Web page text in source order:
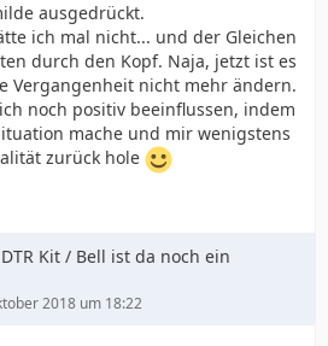
ausgedrückt.
ich mal nicht... und der Gleichen
durch den Kopf. Naja, jetzt ist es
Vergangenheit nicht mehr ändern.
noch positiv beeinflussen, indem
mache und mir wenigstens
zurück hole
Kit / Bell ist da noch ein
2018 um 18:22